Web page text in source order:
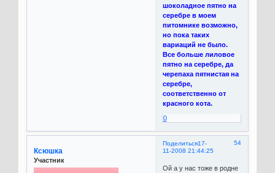
шоколадное пятно на
серебре в моем
питомнике возможно,
но пока таких
вариаций не было.
Все больше лиловое
пятно на серебре, да
черепаха пятнистая на
серебре,
соответственно от
красного кота.
0
Поделиться 54
17-
11-2008 21:44:25
Ксюшка
Участник
Ой а у нас тоже в родне